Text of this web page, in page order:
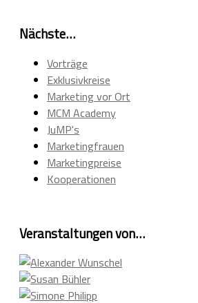
Nächste…
Vorträge
Exklusivkreise
Marketing vor Ort
MCM Academy
JuMP's
Marketingfrauen
Marketingpreise
Kooperationen
Veranstaltungen von…